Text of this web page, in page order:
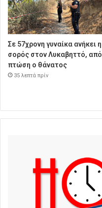
Σε 57χρονη γυναίκα ανήκει η
σορός στον Λυκαβηττό, από
πτώση ο θάνατος
35 λεπτά πρίν